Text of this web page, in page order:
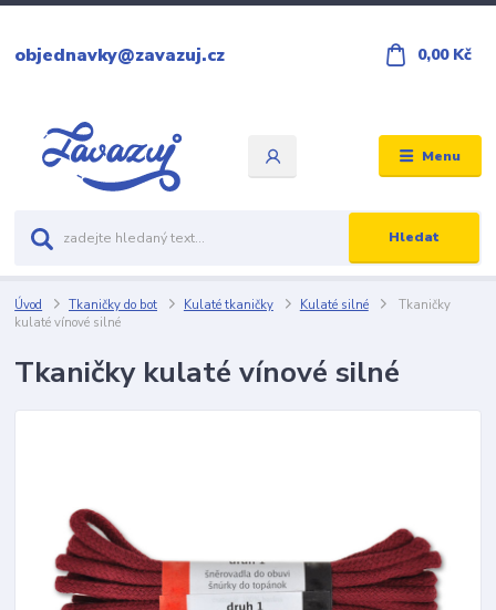
Menu
Hledat
objednavky@zavazuj.cz 0,00 Kč
Úvod Tkaničky do bot Kulaté tkaničky Kulaté silné
Tkaničky
kulaté vínové silné
Tkaničky kulaté vínové silné